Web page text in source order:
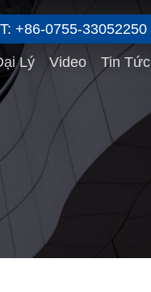
T: +86-0755-33052250
Lý Video Tin Tức